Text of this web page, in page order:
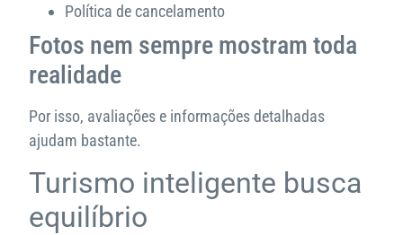
Política de cancelamento
Fotos nem sempre mostram toda
realidade
Por isso, avaliações e informações detalhadas
ajudam bastante.
Turismo inteligente busca
equilíbrio